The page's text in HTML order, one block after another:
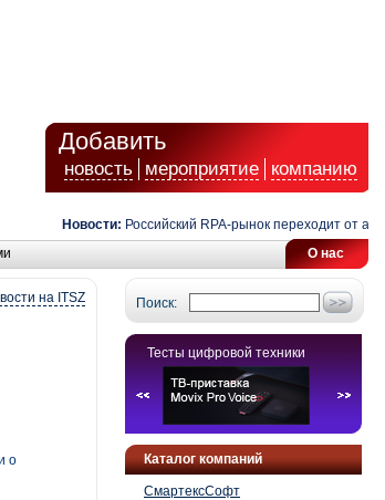
Добавить
новость мероприятие компанию
Новости: Российский RPA-рынок переходит от
О нас
Поиск:
Тесты цифровой техники
Каталог компаний
СмартексСофт
на ITSZ
о